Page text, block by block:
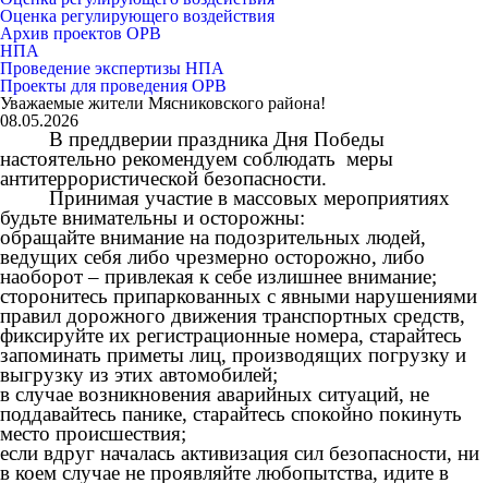
Оценка регулирующего воздействия
Архив проектов ОРВ
НПА
Проведение экспертизы НПА
Проекты для проведения ОРВ
Уважаемые жители Мясниковского района!
08.05.2026
В преддверии праздника Дня Победы
настоятельно рекомендуем соблюдать меры
антитеррористической безопасности.
Принимая участие в массовых мероприятиях
будьте внимательны и осторожны:
обращайте внимание на подозрительных людей,
ведущих себя либо чрезмерно осторожно, либо
наоборот – привлекая к себе излишнее внимание;
сторонитесь припаркованных с явными нарушениями
правил дорожного движения транспортных средств,
фиксируйте их регистрационные номера, старайтесь
запоминать приметы лиц, производящих погрузку и
выгрузку из этих автомобилей;
в случае возникновения аварийных ситуаций, не
поддавайтесь панике, старайтесь спокойно покинуть
место происшествия;
если вдруг началась активизация сил безопасности, ни
в коем случае не проявляйте любопытства, идите в